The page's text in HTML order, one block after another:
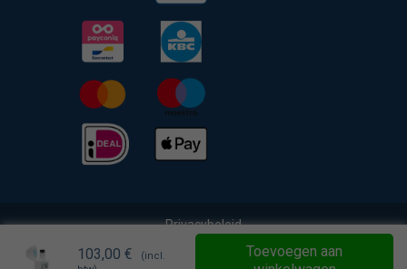
103,00 €
(incl.
Toevoegen aan
Privacybeleid
Cookieverklaring